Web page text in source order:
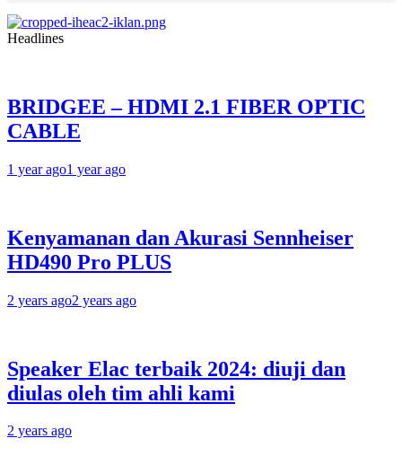
Headlines
BRIDGEE – HDMI 2.1 FIBER OPTIC
CABLE
1 year ago1 year ago
Kenyamanan dan Akurasi Sennheiser
HD490 Pro PLUS
2 years ago2 years ago
Speaker Elac terbaik 2024: diuji dan
diulas oleh tim ahli kami
2 years ago